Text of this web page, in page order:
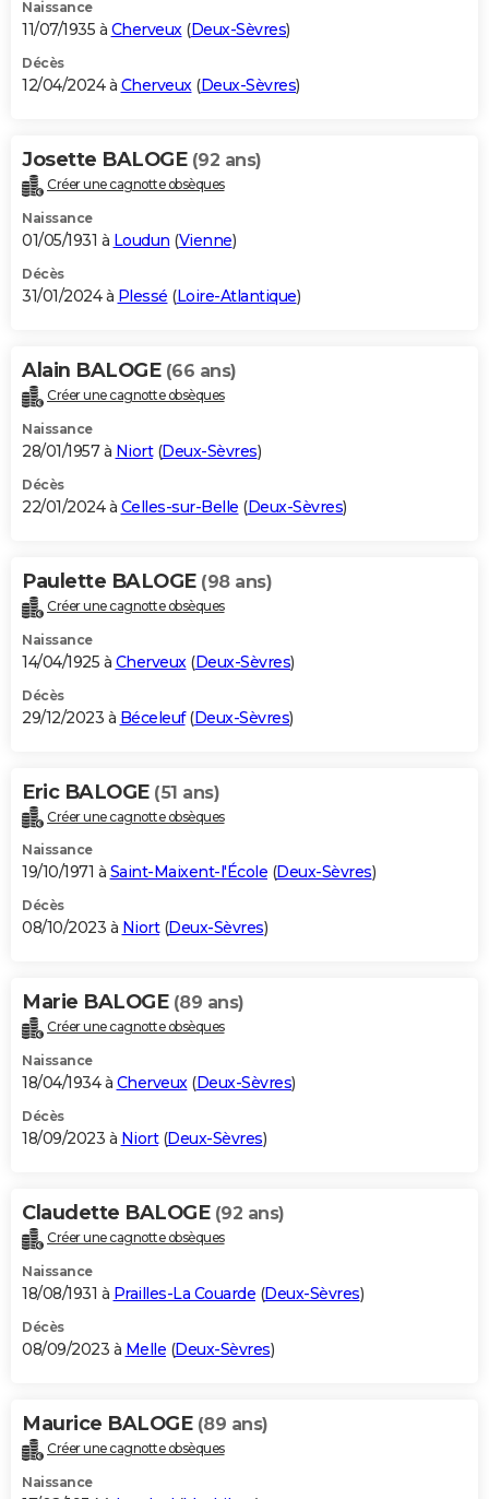
Naissance
11/07/1935 à Cherveux(Deux-Sèvres)
Décès
12/04/2024 à Cherveux(Deux-Sèvres)
Josette BALOGE (92 ans)
Créer une cagnotte obsèques
Naissance
01/05/1931 à Loudun (Vienne)
Décès
31/01/2024 à Plessé (Loire-Atlantique)
Alain BALOGE (66 ans)
Créer une cagnotte obsèques
Naissance
28/01/1957 à Niort(Deux-Sèvres)
Décès
22/01/2024 à Celles-sur-Belle (Deux-Sèvres)
Paulette BALOGE (98 ans)
Créer une cagnotte obsèques
Naissance
14/04/1925 à Cherveux (Deux-Sèvres)
Décès
29/12/2023 à Béceleuf(Deux-Sèvres)
Eric BALOGE (51 ans)
Créer une cagnotte obsèques
Naissance
19/10/1971 à Saint-Maixent-l'École (Deux-Sèvres)
Décès
08/10/2023 à Niort(Deux-Sèvres)
Marie BALOGE (89 ans)
Créer une cagnotte obsèques
Naissance
18/04/1934 à Cherveux(Deux-Sèvres)
Décès
18/09/2023 à Niort(Deux-Sèvres)
Claudette BALOGE (92 ans)
Créer une cagnotte obsèques
Naissance
18/08/1931 à Prailles-La Couarde (Deux-Sèvres)
Décès
08/09/2023 à Melle (Deux-Sèvres)
Maurice BALOGE (89 ans)
Créer une cagnotte obsèques
Naissance